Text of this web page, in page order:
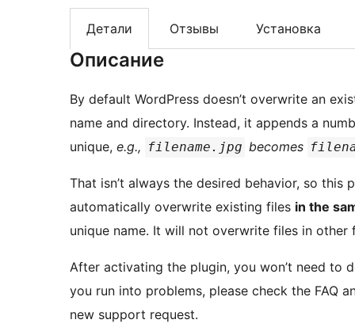
Детали Отзывы Установка
Описание
By default WordPress doesn’t overwrite an
name and directory. Instead, it appends a
unique, e.g., filename.jpg becomes
That isn’t always the desired behavior, so
automatically overwrite existing files in the
unique name. It will not overwrite files in other
After activating the plugin, you won’t need to
you run into problems, please check the FAQ
new support request.